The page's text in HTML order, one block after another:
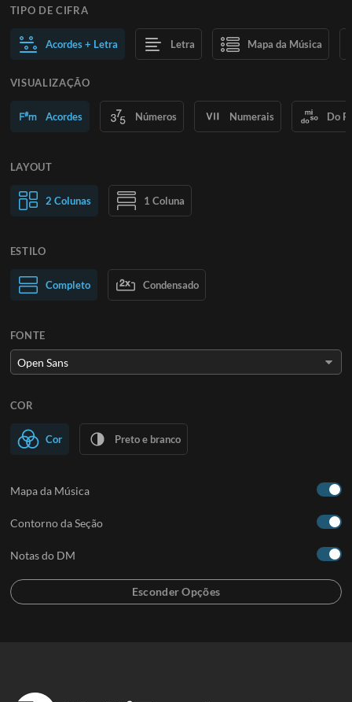
TIPO DE CIFRA
Acordes + Letra Letra Mapa da Música
VISUALIZAÇÃO
Acordes Números Numerais Do
LAYOUT
2 Colunas 1 Coluna
Texto normal Texto grande
ESTILO
Completo Condensado
FONTE
COR
Cor Preto e branco
Mapa da Música
Contorno da Seção
Notas do DM